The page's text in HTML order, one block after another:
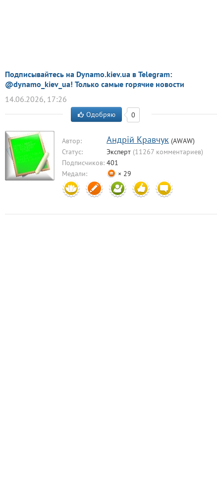
Подписывайтесь на Dynamo.kiev.ua в Telegram:
@dynamo_kiev_ua! Только самые горячие новости
14.06.2026, 17:26
Одобряю 0
Автор: Aндрiй Кравчук (AWAW)
Статус:
Эксперт (11267 комментариев)
Подписчиков: 401
Медали:
× 29